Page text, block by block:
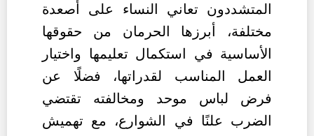
المتشددون تعاني النساء على أصعدة
مختلفة، أبرزها الحرمان من حقوقها
الأساسية في استكمال تعليمها واختيار
العمل المناسب لقدراتها، فضلًا عن
فرض لباس موحد ومخالفته تقتضي
الضرب علنًا في الشوارع، مع تهميش